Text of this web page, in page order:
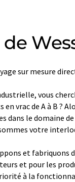
sur mesure
vous
vrac de A à B ?
dans le domaine
votre
et fabriquons
et pour les
à la